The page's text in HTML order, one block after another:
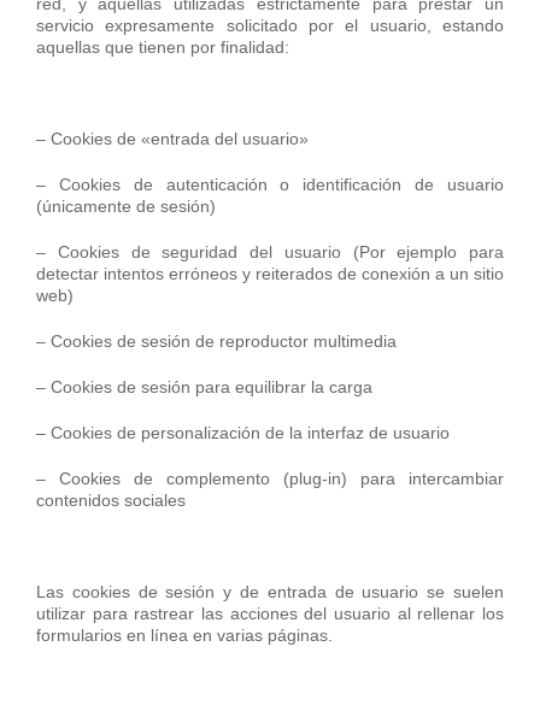
red, y aquellas utilizadas estrictamente para prestar un
servicio expresamente solicitado por el usuario, estando
aquellas que tienen por finalidad:
– Cookies de «entrada del usuario»
– Cookies de autenticación o identificación de usuario
(únicamente de sesión)
– Cookies de seguridad del usuario (Por ejemplo para
detectar intentos erróneos y reiterados de conexión a un sitio
web)
– Cookies de sesión de reproductor multimedia
– Cookies de sesión para equilibrar la carga
– Cookies de personalización de la interfaz de usuario
– Cookies de complemento (plug-in) para intercambiar
contenidos sociales
Las cookies de sesión y de entrada de usuario se suelen
utilizar para rastrear las acciones del usuario al rellenar los
formularios en línea en varias páginas.